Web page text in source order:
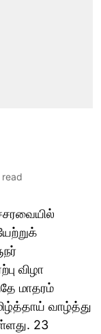
read
விழா
மாதரம்
வாழ்த்து
23